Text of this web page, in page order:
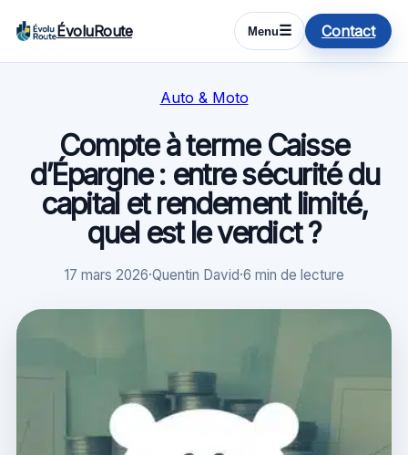
ÉvoluRoute Menu☰ Contact
Auto & Moto
Compte à terme Caisse
d’Épargne : entre sécurité du
capital et rendement limité,
quel est le verdict ?
17 mars 2026·Quentin David·6 min de lecture